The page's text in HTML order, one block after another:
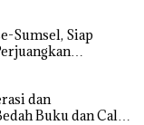
Sumsel, Siap
dan
Buku dan Call